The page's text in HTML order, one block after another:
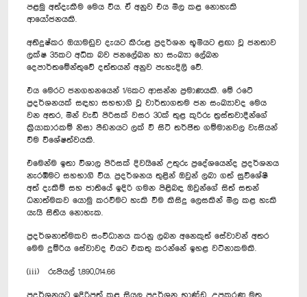
පළමු අත්දැකීම මෙය විය. ඒ අනුව එය මිල කළ නොහැකි
ආයෝජනයකි.
අතිදුෂ්කර ඔයාමඩුව දැයට කිරුළ ප්‍රදර්ශන ‍භූමියට ළඟා වූ ජනතාව
ලක්ෂ 35කට අධික බව ජනලේඛන හා සංඛ්‍යා ලේඛන
දෙපාර්තමේන්තුවේ දත්තයන් අනුව පැහැදිලි වේ.
එය මෙරට ජනගහනයෙන් 1/6කට ආසන්න ප්‍රමාණයකි. මේ රටේ
ප්‍රදර්ශනයක් සඳහා සහභාගි වූ වාර්තාගතම ජන සංඛ්‍යාවද මෙය
වන අතර, මින් වැඩි පිරිසක් වසර 30ක් තුළ කුරිරු ත්‍රස්තවාදීන්ගේ
ක්‍රියාකාරකම් නිසා පීඩනයට ලක් වී සිටි තර්ජිත ගම්මානවල වැසියන්
වීම විශේෂත්වයකි.
එමෙන්ම ඉතා විශාල පිරිසක් දිවයිනේ උතුරු ප්‍රදේශයෙන්ද ප්‍රදර්ශනය
නැරඹීමට සහභාගි විය. ප්‍රදර්ශනය තුළින් ඔවුන් ලබා ගත් සුවිශේෂී
අත් දැකීම් සහ ජාතියේ ඉදිරි ගමන පිළිබඳ ඔවුන්ගේ සිත් සතන්
ධනාත්මකව යොමු කරවීමට හැකි වීම කිසිදු ලෙසකින් මිල කළ හැකි
යැයි සිතිය නොහැක.
ප්‍රදර්ශනාත්මකව සංවිධානය කරනු ලබන අනෙකුත් සේවාවන් අතර
මෙම දුම්රිය සේවාවද එය‍ට එකතු කරන්නේ ඉහළ වටිනාකමකි.
(iii) රුපියල් 1,890,014.66
ප්‍රදර්ශනයට ඉදිරිපත් කළ සියලු ප්‍රදර්ශන භාණ්ඩ, උපකරණ මතු